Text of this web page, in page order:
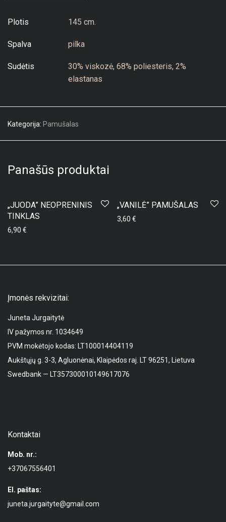
Plotis 145 cm.
Spalva pilka
Sudėtis
30% viskozė, 68% poliesteris, 2%
elastanas
Kategorija: Pamušalas
Panašūs produktai
„JUODA” NEOPRENINIS
TINKLAS
6,90 €
„VANILĖ” PAMUŠALAS
3,60 €
Įmonės rekvizitai:
Juneta Jurgaitytė
IV pažymos nr. 1034649
PVM mokėtojo kodas: LT100014404119
Aukštųjų g. 3-3, Agluonėnai, Klaipėdos raj. LT 96251, Lietuva
Swedbank — LT357300010149617076
Kontaktai
Mob. nr.:
+37067556401
El. paštas:
juneta.jurgaityte@gmail.com